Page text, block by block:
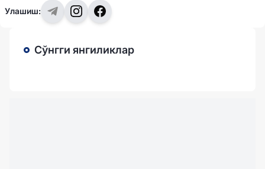
Улашиш:
Сўнгги янгиликлар